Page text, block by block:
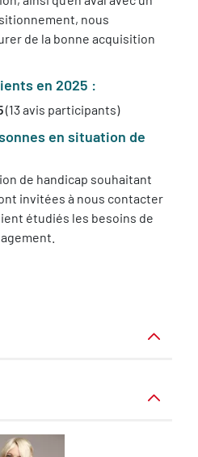
nous
de la bonne acquisition
en 2025 :
(13 avis participants)
en situation de
de handicap souhaitant
invitées à nous contacter
étudiés les besoins de